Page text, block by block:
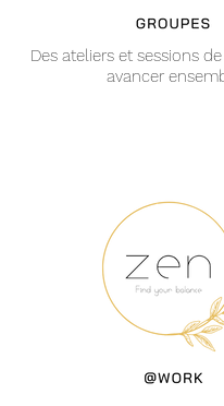
Des ateliers et sessions
avancer